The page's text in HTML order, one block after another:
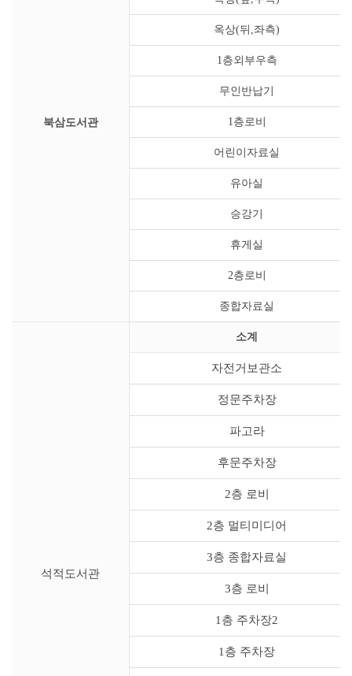
북삼도서관
옥상(뒤,좌측)
1층외부우측
무인반납기
1층로비
어린이자료실
유아실
승강기
휴게실
2층로비
종합자료실
석적도서관
소계
자전거보관소
정문주차장
파고라
후문주차장
2층 로비
2층 멀티미디어
3층 종합자료실
3층 로비
1층 주차장2
1층 주차장